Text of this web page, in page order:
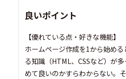
良いポイント
【優れている点・好きな機能】
ホームページ作成を1から始め
る知識（HTML、CSSなど）が
めて良いのかすらわからない。